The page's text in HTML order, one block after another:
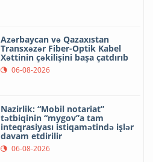
Azərbaycan və Qazaxıstan
Transxəzər Fiber-Optik Kabel
Xəttinin çəkilişini başa çatdırıb
06-08-2026
Nazirlik: “Mobil notariat”
tətbiqinin “mygov”a tam
inteqrasiyası istiqamətində işlər
davam etdirilir
06-08-2026